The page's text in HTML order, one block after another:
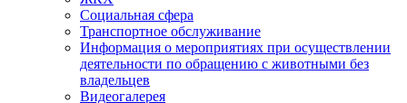
Социальная сфера
Транспортное обслуживание
Информация о мероприятиях при осуществлении
деятельности по обращению с животными без
владельцев
Видеогалерея